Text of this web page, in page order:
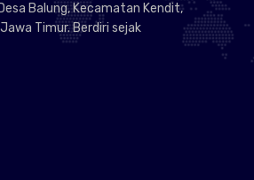
Balung, Kecamatan Kendit,
Timur. Berdiri sejak